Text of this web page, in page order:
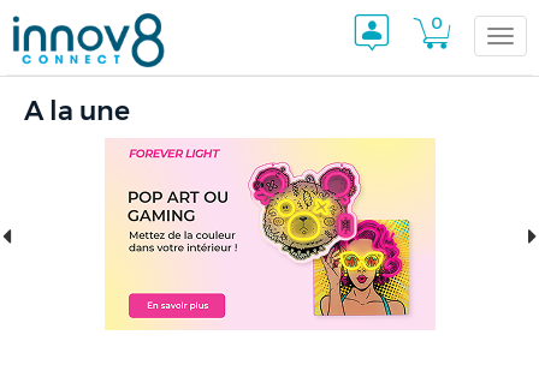
0
A la une